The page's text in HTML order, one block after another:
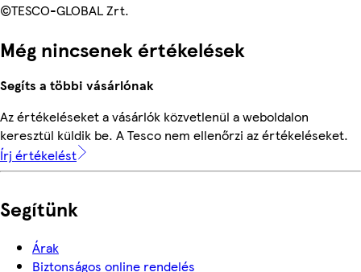
©TESCO-GLOBAL Zrt.
Még nincsenek értékelések
Segíts a többi vásárlónak
Az értékeléseket a vásárlók közvetlenül a weboldalon
keresztül küldik be. A Tesco nem ellenőrzi az értékeléseket.
Írj értékelést
Segítünk
Árak
Biztonságos online rendelés